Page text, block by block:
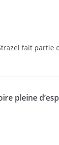
fait partie
pleine